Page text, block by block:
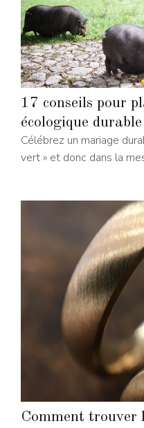
17 conseils pour
écologique durable
Célébrez un mariage
vert » et donc dans la
Comment trouver